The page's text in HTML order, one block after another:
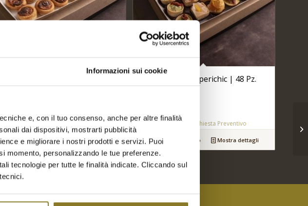
Informazioni sui cookie
e, con il tuo consenso, anche per altre finalità
dai dispositivi, mostrarti pubblicità
e migliorare i nostri prodotti e servizi. Puoi
momento, personalizzando le tue preferenze.
tecnologie per tutte le finalità indicate. Cliccando sul
Aggiungi a Richiesta Preventivo
al carrello Mostra dettagli
Piccoli Canapè aperichic | 48 Pz.
Aggiungi a Richiesta Preventivo
Aggiungi al carrello Mostra dettagli